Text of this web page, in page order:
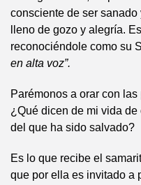
consciente de ser
lleno de gozo y alegría.
reconociéndole como su
en alta voz”.
Parémonos a orar con
¿Qué dicen de mi vida
del que ha sido salvado?
Es lo que recibe el
que por ella es invitado a